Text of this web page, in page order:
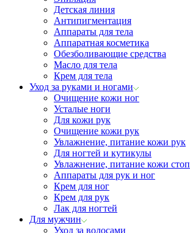
Детская линия
Антипигментация
Аппараты для тела
Аппаратная косметика
Обезболивающие средства
Масло для тела
Крем для тела
Уход за руками и ногами
Очищение кожи ног
Усталые ноги
Для кожи рук
Очищение кожи рук
Увлажнение, питание кожи рук
Для ногтей и кутикулы
Увлажнение, питание кожи стоп
Аппараты для рук и ног
Крем для ног
Крем для рук
Лак для ногтей
Для мужчин
Уход за волосами